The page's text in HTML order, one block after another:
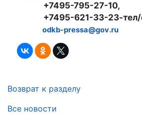
+7495-795-27-10,
+7495-621-33-23-тел/
odkb-pressa@gov.ru
Возврат к разделу
Все новости